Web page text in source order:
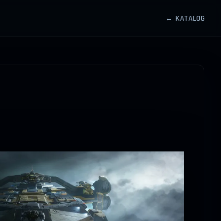
← KATALOG